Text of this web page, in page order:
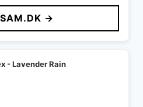
→
- Lavender Rain